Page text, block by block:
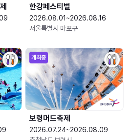
한강페스티벌
2026.08.01~2026.08.16
서울특별시 마포구
개최중
보령머드축제
2026.07.24~2026.08.09